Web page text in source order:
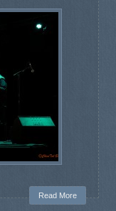
Read More